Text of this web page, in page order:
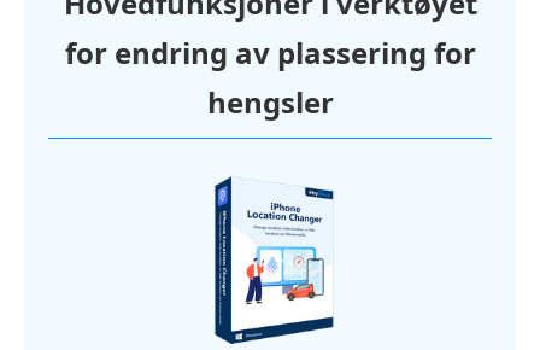
for endring av plassering for
hengsler